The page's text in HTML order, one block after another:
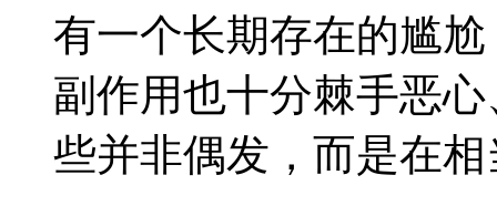
有一个长期存在的尴
副作用也十分棘手恶
些并非偶发，而是在相